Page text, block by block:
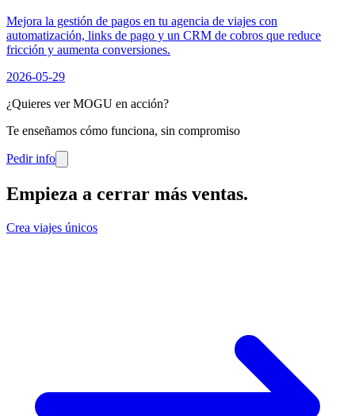
Mejora la gestión de pagos en tu agencia de viajes con
automatización, links de pago y un CRM de cobros que reduce
fricción y aumenta conversiones.
2026-05-29
¿Quieres ver MOGU en acción?
Te enseñamos cómo funciona, sin compromiso
Pedir info
Empieza a cerrar más ventas.
Crea viajes únicos